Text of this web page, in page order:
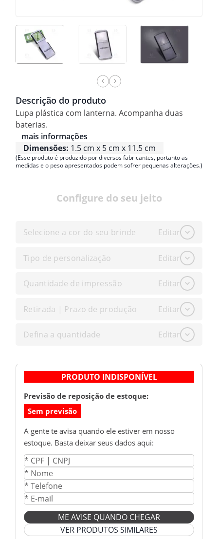
Descrição do produto
Lupa plástica com lanterna. Acompanha duas
baterias.
mais informações
Dimensões: 1.5 cm x 5 cm x 11.5 cm
(Esse produto é produzido por diversos fabricantes, portanto as
medidas e o peso apresentados podem sofrer pequenas alterações.)
Configure do seu jeito
Selecione a cor do seu brinde Editar
Tipo de personalização Editar
Quantidade de impressão Editar
Retirada | Prazo de produção Editar
Defina a quantidade Editar
PRODUTO INDISPONÍVEL
Previsão de reposição de estoque:
Sem previsão
A gente te avisa quando ele estiver em nosso
estoque. Basta deixar seus dados aqui:
ME AVISE QUANDO CHEGAR
VER PRODUTOS SIMILARES